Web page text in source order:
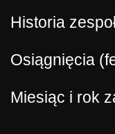
Historia
Osiągnięcia
Miesiąc i rok